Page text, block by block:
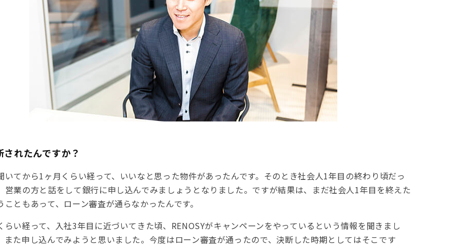
れたんですか？
いてから1ヶ月くらい経って、いいなと思った物件があったんです。そのとき社会人1年目の終わり頃だっ
営業の方と話をして銀行に申し込んでみましょうとなりました。ですが結果は、まだ社会人1年目を終えた
こともあって、ローン審査が通らなかったんです。
らい経って、入社3年目に近づいてきた頃、RENOSYがキャンペーンをやっているという情報を聞きまし
また申し込んでみようと思いました。今度はローン審査が通ったので、決断した時期としてはそこです